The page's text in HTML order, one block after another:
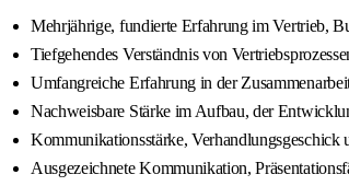
Mehrjährige, fundierte Erfahrung im Vertrieb,
Tiefgehendes Verständnis von
Umfangreiche Erfahrung in der
Nachweisbare Stärke im Aufbau, der
Kommunikationsstärke, Verhandlungsgeschick
Ausgezeichnete Kommunikation,